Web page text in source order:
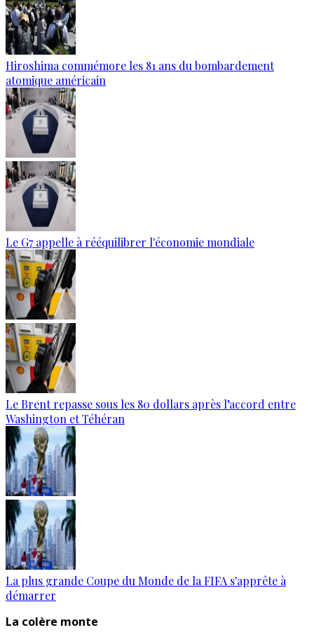
Hiroshima commémore les 81 ans du bombardement
atomique américain
Le G7 appelle à rééquilibrer l'économie mondiale
Le Brent repasse sous les 80 dollars après l’accord entre
Washington et Téhéran
La plus grande Coupe du Monde de la FIFA s'apprête à
démarrer
La colère monte